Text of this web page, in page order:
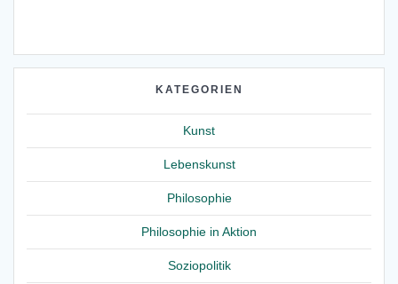
KATEGORIEN
Kunst
Lebenskunst
Philosophie
Philosophie in Aktion
Soziopolitik